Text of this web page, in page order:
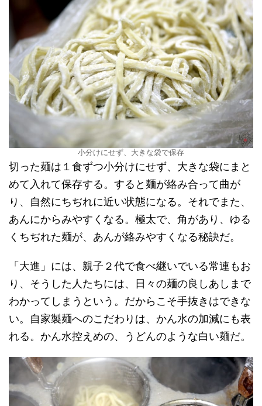
小分けにせず、大きな袋で保存
切った麺は１食ずつ小分けにせず、大きな袋にまと
めて入れて保存する。すると麺が絡み合って曲が
り、自然にちぢれに近い状態になる。それでまた、
あんにからみやすくなる。極太で、角があり、ゆる
くちぢれた麺が、あんが絡みやすくなる秘訣だ。
「大進」には、親子２代で食べ継いでいる常連もお
り、そうした人たちには、日々の麺の良しあしまで
わかってしまうという。だからこそ手抜きはできな
い。自家製麺へのこだわりは、かん水の加減にも表
れる。かん水控えめの、うどんのような白い麺だ。